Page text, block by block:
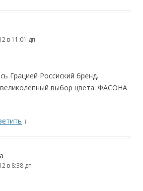
в 11:01 дп
Грацией Россиский бренд.
выбор цвета. ФАСОНА
↓
в 8:38 дп